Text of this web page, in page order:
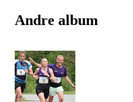
Andre album